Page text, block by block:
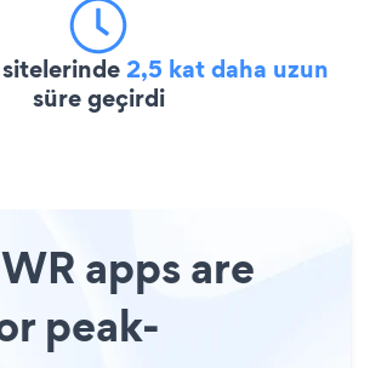
2,5 kat daha uzun
süre geçirdi
apps are
peak-